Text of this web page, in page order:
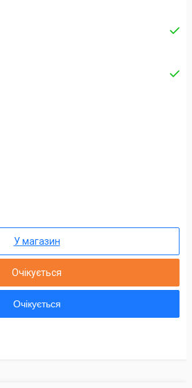
У магазин
Очікується
Очікується